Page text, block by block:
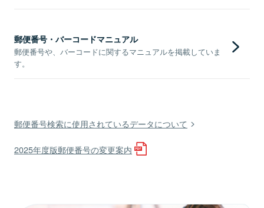
郵便番号・バーコードマニュアル
郵便番号や、バーコードに関するマニュアルを掲載していま
す。
郵便番号検索に使用されているデータについて
2025年度版郵便番号の変更案内